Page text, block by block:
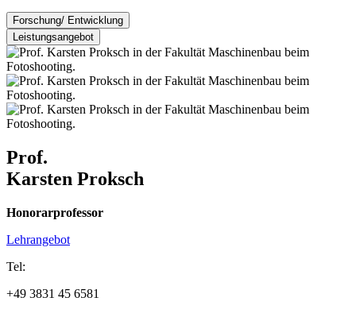
Forschung/ Entwicklung
hybride Managementmethoden
Energieeffizienz von Gebäude in der energetischen
Fachplanung
Regelungsverfahren im Bereich des hydraulischen Abgleiches
Leistungsangebot
Energieaudit nach DIN EN 16247-1
Energieberatung für Nichtwohngebäude Anlagen und
Systeme (EBN)
Gutachten im Bereich energetische Fachplanung/
Energieausweise
Erstellung von Energetischen Sanierungsfahrplänen
Fördermittelbeantragung BAFA und KfW
Öffentlich bestellter und Vereidigter Sachverständiger für die
Prof.
Karsten Proksch
Honorarprofessor
Lehrangebot
Tel:
+49 3831 45 6581